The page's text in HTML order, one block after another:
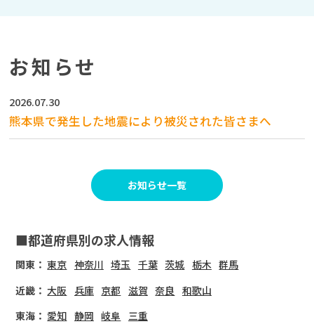
お知らせ
2026.07.30
熊本県で発生した地震により被災された皆さまへ
お知らせ一覧
■都道府県別の求人情報
関東： 東京 神奈川 埼玉 千葉 茨城 栃木 群馬
近畿： 大阪 兵庫 京都 滋賀 奈良 和歌山
東海： 愛知 静岡 岐阜
三重